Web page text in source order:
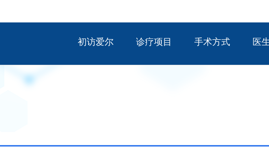
初访爱尔 诊疗项目 手术方式 医